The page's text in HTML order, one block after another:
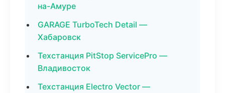
на-Амуре
GARAGE TurboTech Detail —
Хабаровск
Техстанция PitStop ServicePro —
Владивосток
Техстанция Electro Vector —